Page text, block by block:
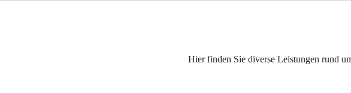
Hier finden Sie diverse Leistungen rund